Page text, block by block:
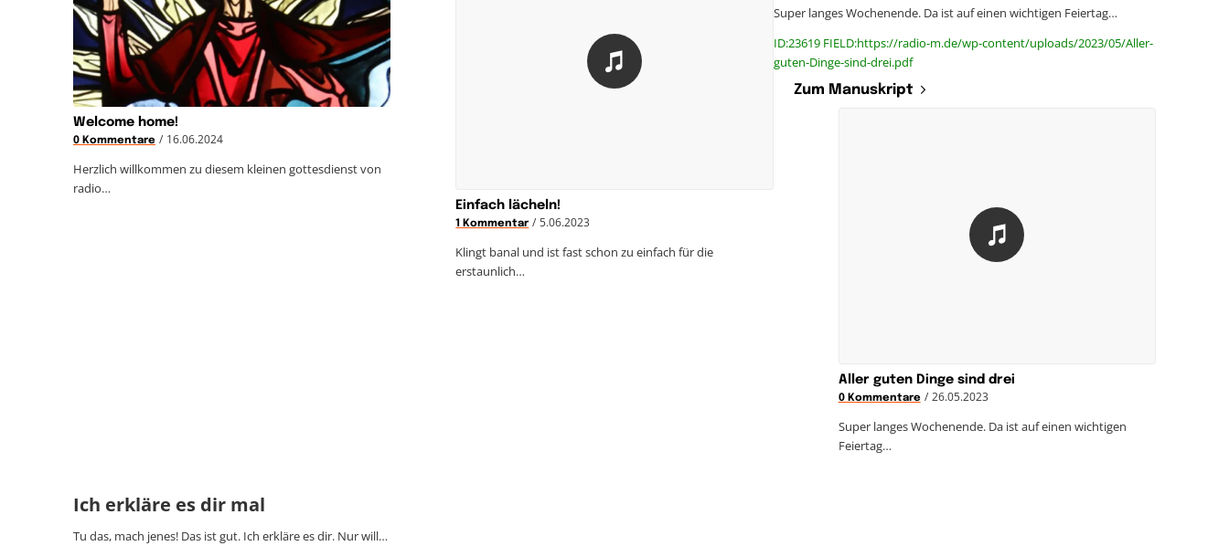
Welcome home!
0 Kommentare / 16.06.2024
Herzlich willkommen zu diesem kleinen gottesdienst von
radio…
Einfach lächeln!
1 Kommentar / 5.06.2023
Klingt banal und ist fast schon zu einfach für die
erstaunlich…
Super langes Wochenende. Da ist auf einen wichtigen Feiertag…
ID:23619 FIELD:https://radio-m.de/wp-content/uploads/2023/05/Aller-
guten-Dinge-sind-drei.pdf
Zum Manuskript
Aller guten Dinge sind drei
0 Kommentare / 26.05.2023
Super langes Wochenende. Da ist auf einen wichtigen
Feiertag…
Ich erkläre es dir mal
Tu das, mach jenes! Das ist gut. Ich erkläre es dir. Nur will…